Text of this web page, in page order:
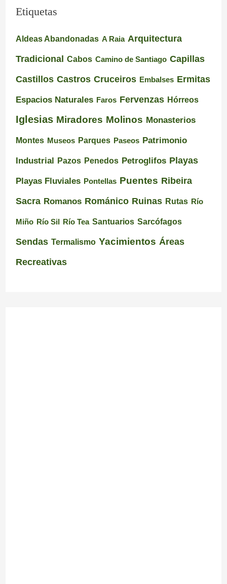
Etiquetas
Aldeas Abandonadas A Raia Arquitectura
Tradicional
Cabos Camino de Santiago Capillas
Castillos Castros Cruceiros Embalses Ermitas
Espacios Naturales Faros Fervenzas Hórreos
Iglesias Miradores Molinos Monasterios
Montes Museos Parques Paseos Patrimonio
Industrial Pazos Penedos Petroglifos Playas
Playas Fluviales Pontellas Puentes Ribeira
Sacra Romanos Románico Ruinas Rutas Río
Miño Río Sil Río Tea Santuarios Sarcófagos
Sendas Termalismo Yacimientos Áreas
Recreativas